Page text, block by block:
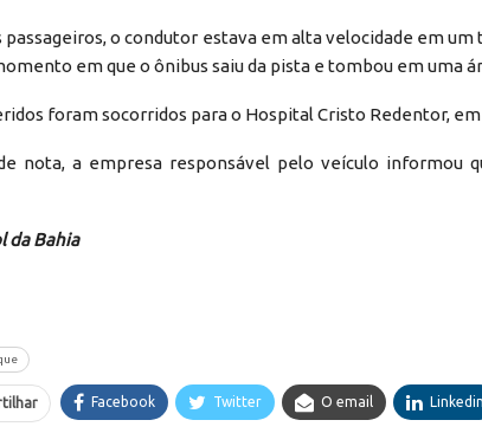
passageiros, o condutor estava em alta velocidade em
em que o ônibus saiu da pista e tombou em uma
foram socorridos para o Hospital Cristo Redentor,
nota, a empresa responsável pelo veículo informou
da Bahia
Facebook Twitter O email Linkedin